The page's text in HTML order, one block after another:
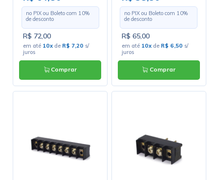
no PIX ou Boleto com 10%
de desconto
R$ 72,00
em até 10x de R$ 7,20 s/
juros
Comprar
no PIX ou Boleto com 10%
de desconto
R$ 65,00
em até 10x de R$ 6,50 s/
juros
Comprar